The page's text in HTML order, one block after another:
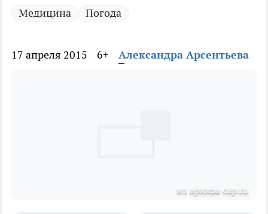
Медицина Погода
17 апреля 2015 6+ Александра Арсентьева
из архива cap.ru